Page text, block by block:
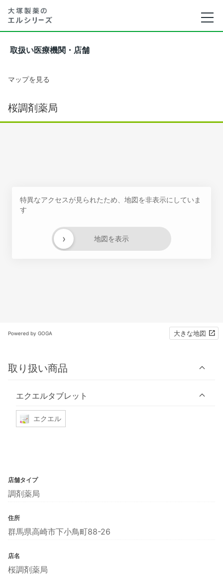
取扱い医療機関・店舗
マップを見る
桜調剤薬局
特異なアクセスが見られたため、地図を非表示にしていま
す
地図を表示
›
Powered by GOGA 大きな地図
取り扱い商品
エクエルタブレット
エクエル
店舗タイプ
調剤薬局
住所
群馬県高崎市下小鳥町88-26
店名
桜調剤薬局